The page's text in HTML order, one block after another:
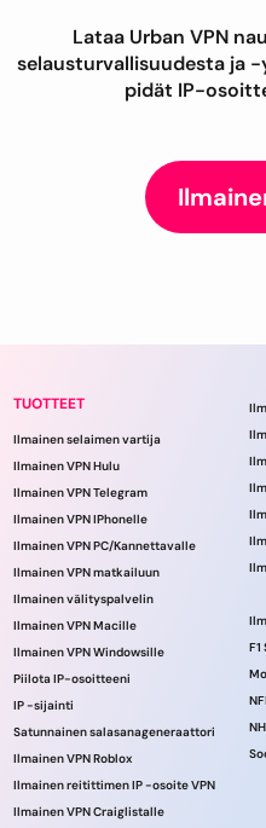
Lataa Urban VPN
selausturvallisuudesta ja
pidät IP-
TUOTTEET
Ilmainen selaimen vartija
Ilmainen VPN Hulu
Ilmainen VPN Telegram
Ilmainen VPN IPhonelle
Ilmainen VPN PC/Kannettavalle
Ilmainen VPN matkailuun
Ilmainen välityspalvelin
Ilmainen VPN Macille
Ilmainen VPN Windowsille
Piilota IP-osoitteeni
IP -sijainti
Satunnainen salasanageneraattori
Ilmainen VPN Roblox
Ilmainen reitittimen IP -osoite VPN
Ilmainen VPN Craiglistalle
F1